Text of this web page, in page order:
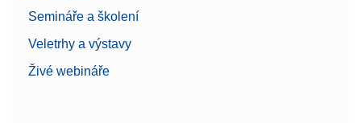
Semináře a školení
Veletrhy a výstavy
Živé webináře